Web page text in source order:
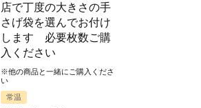
※他の商品と一緒にご購入くださ
い
店で丁度の大きさの手
さげ袋を選んでお付け
します 必要枚数ご購
入ください
常温